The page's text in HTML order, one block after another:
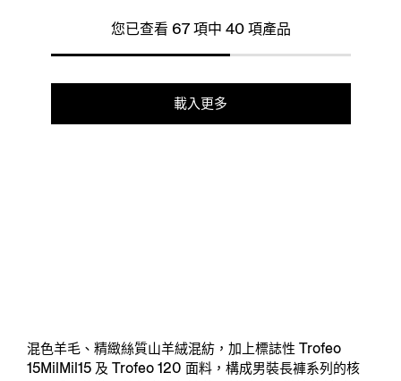
您已查看 67 項中 40 項產品
載入更多
混色羊毛、精緻絲質山羊絨混紡，加上標誌性 Trofeo
15MilMil15 及 Trofeo 120 面料，構成男裝長褲系列的核